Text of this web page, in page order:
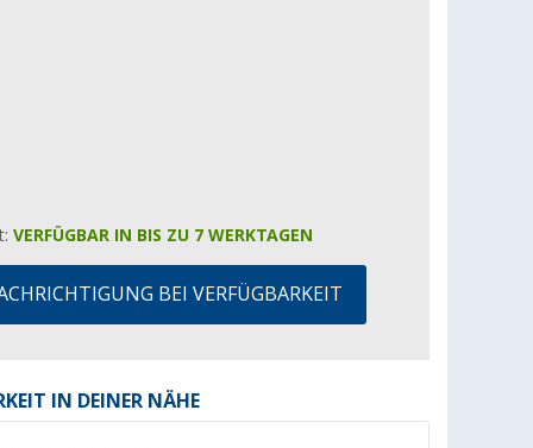
VERFÜGBAR IN BIS ZU 7 WERKTAGEN
BEI VERFÜGBARKEIT
IN DEINER NÄHE